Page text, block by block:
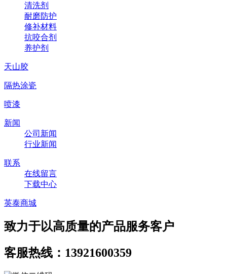
清洗剂
耐磨防护
修补材料
抗咬合剂
养护剂
天山胶
隔热涂瓷
喷漆
新闻
公司新闻
行业新闻
联系
在线留言
下载中心
英泰商城
致力于以高质量的产品服务客户
客服热线：13921600359